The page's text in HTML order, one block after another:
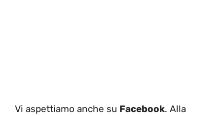
Vi aspettiamo anche su Facebook. Alla